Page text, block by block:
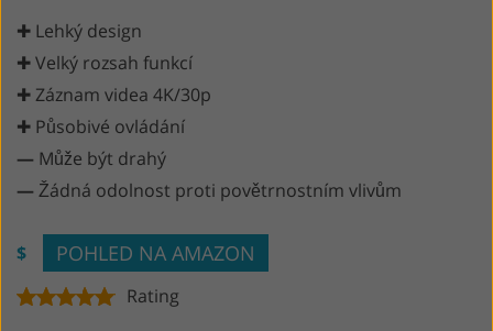
✚ Lehký design
✚ Velký rozsah funkcí
✚ Záznam videa 4K/30p
✚ Působivé ovládání
— Může být drahý
—Žádná odolnost proti povětrnostním vlivům
$ POHLED NA AMAZON
Rating